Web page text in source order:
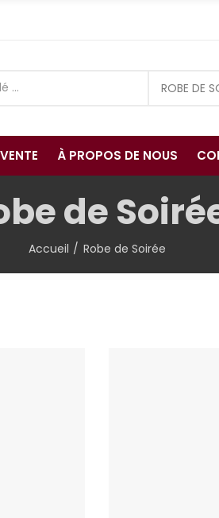
ROBE DE
VENTE À PROPOS DE NOUS
de
Accueil Robe de Soirée